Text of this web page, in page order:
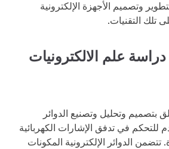
وتصميم الأجهزة الإلكترونية
تلك التقنيات.
علم الالكترونيات
بتصميم وتحليل وتصنيع الدوائر
للتحكم في تدفق الإشارات الكهربائية
الدوائر الإلكترونية المكونات